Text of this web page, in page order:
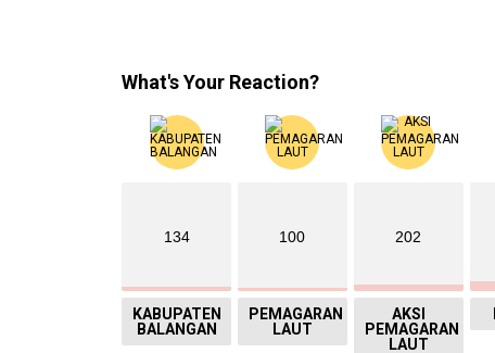
What's Your Reaction?
134
KABUPATEN
BALANGAN
100
PEMAGARAN
LAUT
202
AKSI
PEMAGARAN
LAUT